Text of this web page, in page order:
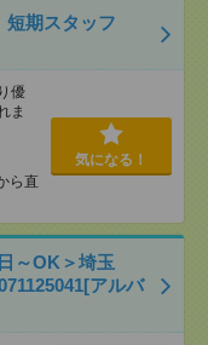
短期スタッフ
優
ま
ら直
気になる！
～OK＞埼玉
アルバ